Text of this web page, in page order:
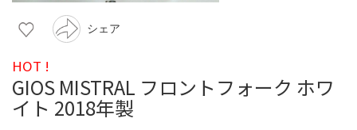
シェア
HOT !
GIOS MISTRAL フロントフォーク ホワ
イト 2018年製